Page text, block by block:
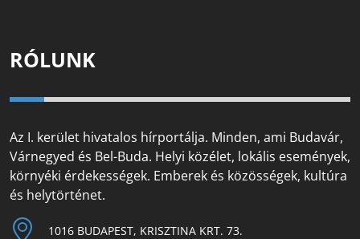
RÓLUNK
Az I. kerület hivatalos hírportálja. Minden, ami Budavár,
Várnegyed és Bel-Buda. Helyi közélet, lokális események,
környéki érdekességek. Emberek és közösségek, kultúra
és helytörténet.
1016 BUDAPEST, KRISZTINA KRT. 73.